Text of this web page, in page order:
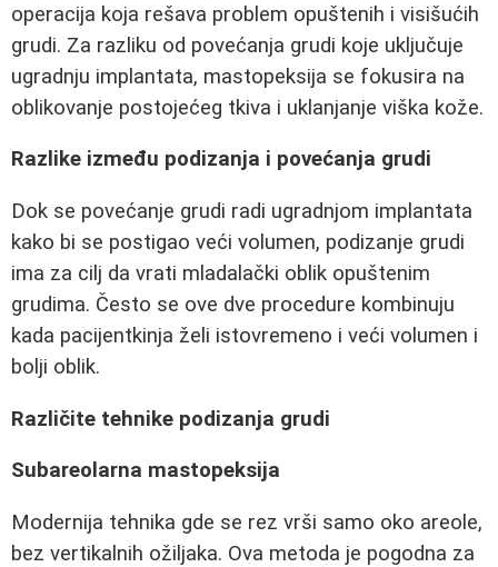
operacija koja rešava problem opuštenih i visišućih
grudi. Za razliku od povećanja grudi koje uključuje
ugradnju implantata, mastopeksija se fokusira na
oblikovanje postojećeg tkiva i uklanjanje viška kože.
Razlike između podizanja i povećanja grudi
Dok se povećanje grudi radi ugradnjom implantata
kako bi se postigao veći volumen, podizanje grudi
ima za cilj da vrati mladalački oblik opuštenim
grudima. Često se ove dve procedure kombinuju
kada pacijentkinja želi istovremeno i veći volumen i
bolji oblik.
Različite tehnike podizanja grudi
Subareolarna mastopeksija
Modernija tehnika gde se rez vrši samo oko areole,
bez vertikalnih ožiljaka. Ova metoda je pogodna za